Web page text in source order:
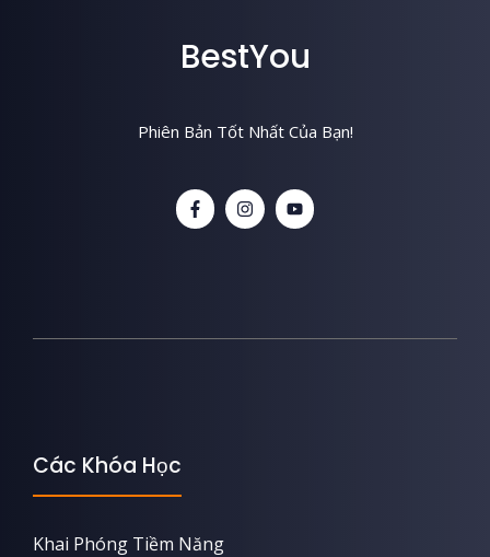
BestYou
Phiên Bản Tốt Nhất Của Bạn!
Các Khóa Học
Khai Phóng Tiềm Năng